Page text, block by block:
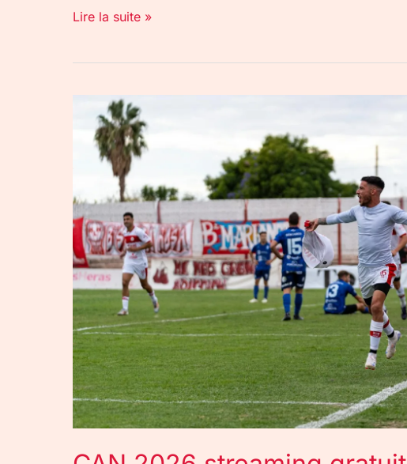
Lire la suite »
2026
streaming
gratuit
la
solution
pour
ne
rien
rater
des
quarts
de
finale